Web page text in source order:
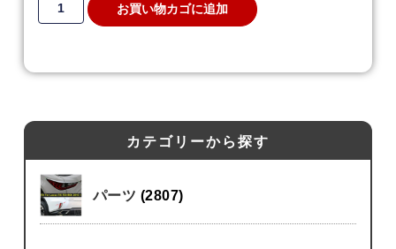
カテゴリーから探す
パーツ (2807)
お買い物カゴに追加